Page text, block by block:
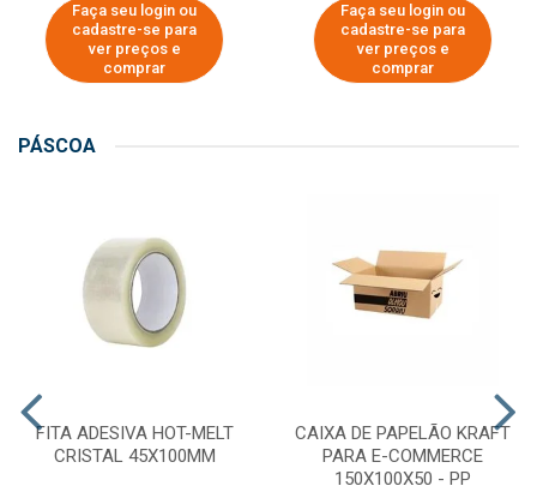
Faça seu login ou
cadastre-se para
ver preços e
comprar
Faça seu login ou
cadastre-se para
ver preços e
comprar
PÁSCOA
FITA ADESIVA HOT-MELT
CRISTAL 45X100MM
CAIXA DE PAPELÃO KRAFT
PARA E-COMMERCE
150X100X50 - PP